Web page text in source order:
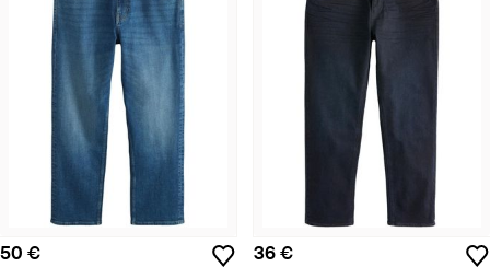
50 € 36 €